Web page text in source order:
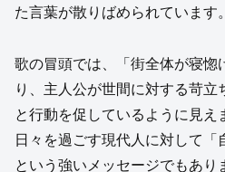
た言葉が散りばめられています。
歌の冒頭では、「街全体が寝惚
り、主人公が世間に対する苛立
と行動を促しているように見え
日々を過ごす現代人に対して「
という強いメッセージでもあり